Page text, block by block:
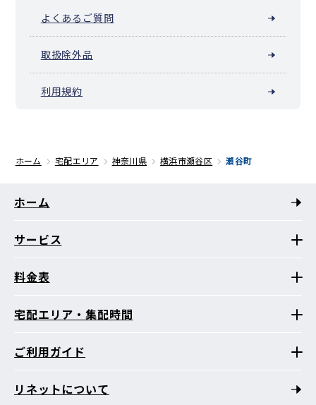
よくあるご質問
取扱除外品
利用規約
ホーム 宅配エリア 神奈川県 横浜市瀬谷区 瀬谷町
ホーム
サービス
料金表
宅配エリア・集配時間
ご利用ガイド
リネットについて